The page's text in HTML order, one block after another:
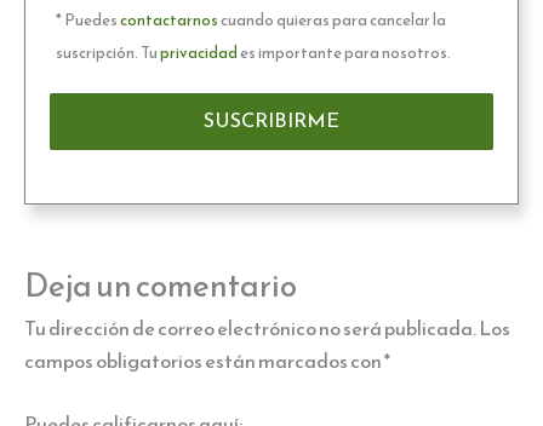
* Puedescontactarnoscuando quieras para cancelar la
suscripción. Tuprivacidades importante para nosotros.
Deja un comentario
Tu dirección de correo electrónico no será publicada.Los
campos obligatorios están marcados con*